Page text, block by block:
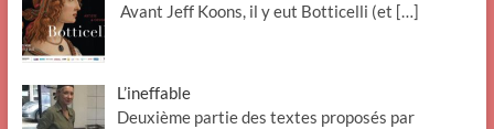
Avant Jeff Koons, il y eut Botticelli (et […]
L’ineffable
Deuxième partie des textes proposés par